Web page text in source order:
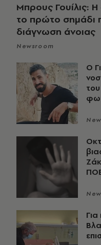
Μπρους Γουίλις:
το πρώτο σημάδι
διάγνωση άνοιας
Newsroom
O